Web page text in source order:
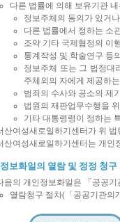
다른 법률에 의해 보유기관
정보주체의 동의가 있거
다른 법률에서 정하는 소
조약 기타 국제협정의 이
통계작성 및 학술연구 등
정보주체 또는 그 법정대
주체외의 자에게 제공하
범죄의 수사와 공소의 제
법원의 재판업무수행을
기타 대통령령이 정하는
산여성새로일하기센터가 위
산여성새로일하기센터는 개인
보화일의 열람 및 정정 청구
음의 개인정보화일은 「공공
열람청구 절차(「공공기관의